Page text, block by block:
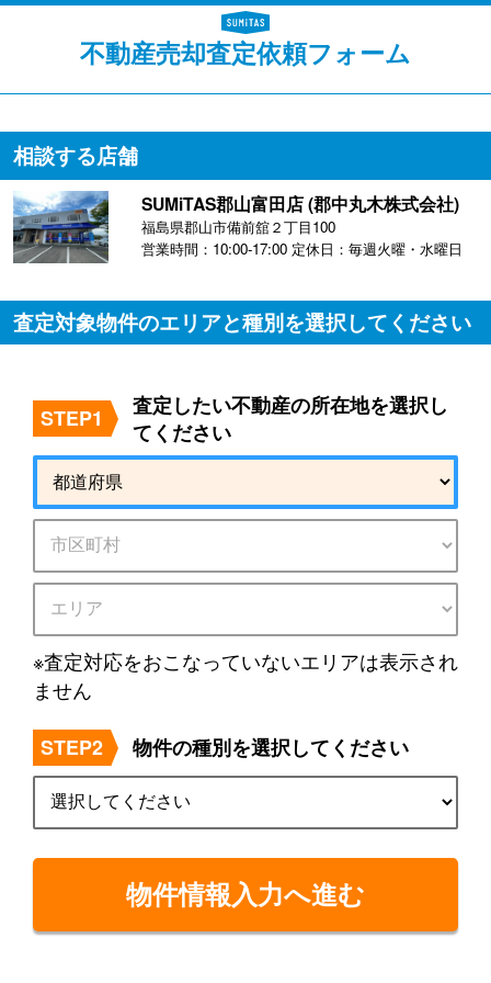
不動産売却査定依頼フォーム
相談する店舗
SUMiTAS郡山富田店 (郡中丸木株式会社)
福島県郡山市備前舘２丁目100
営業時間：10:00-17:00 定休日：毎週火曜・水曜日
査定対象物件のエリアと種別を選択してください
STEP1
査定したい不動産の所在地を選択し
てください
※査定対応をおこなっていないエリアは表示され
ません
STEP2 物件の種別を選択してください
物件情報入力へ進む